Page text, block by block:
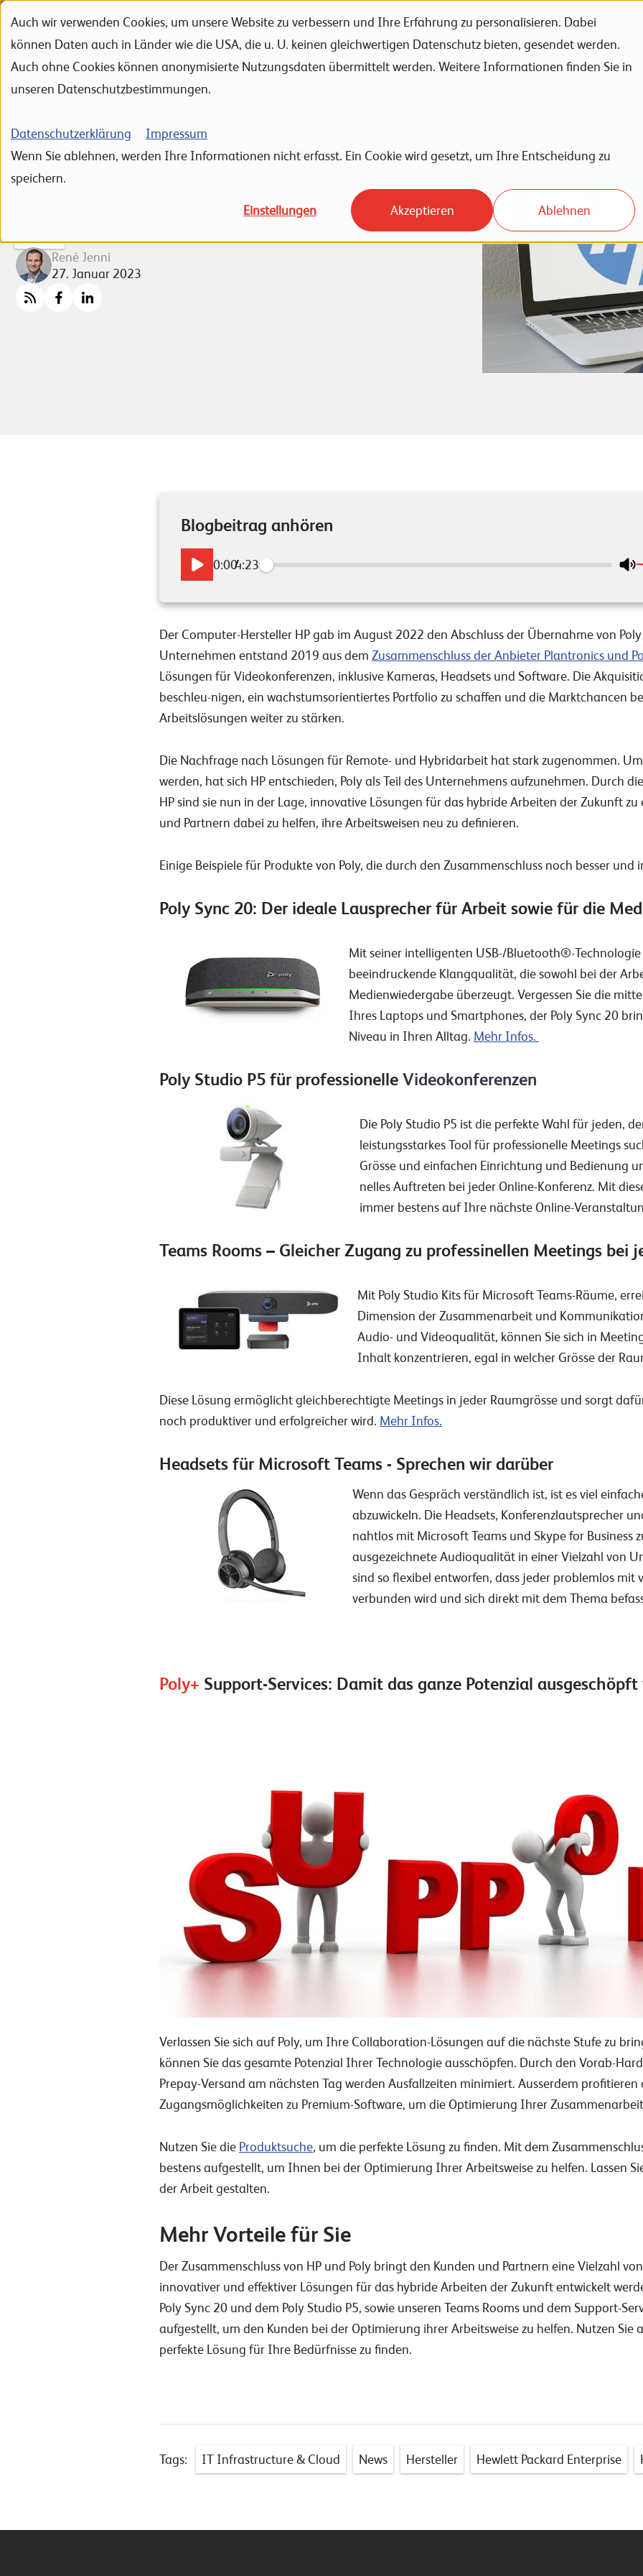
Auch wir verwenden Cookies, um unsere Website zu verbessern und Ihre Erfahrung zu personalisieren. Dabei
können Daten auch in Länder wie die USA, die u. U. keinen gleichwertigen Datenschutz bieten, gesendet werden.
Auch ohne Cookies können anonymisierte Nutzungsdaten übermittelt werden. Weitere Informationen finden Sie in
unseren Datenschutzbestimmungen.
Datenschutzerklärung
Impressum
Wenn Sie ablehnen, werden Ihre Informationen nicht erfasst. Ein Cookie wird gesetzt, um Ihre Entscheidung zu
speichern.
Einstellungen Akzeptieren Ablehnen
Portfolio
Referenzen Unternehmen Karriere News Events
Poly ist nun ein Teil von HP
Hersteller Hewlett Packard Enterprise
René Jenni
27. Januar 2023
Blogbeitrag anhören
0:00/4:23
Der Computer-Hersteller HP gab im August 2022 den Abschluss der Übernahme von
Unternehmen entstand 2019 aus dem Zusammenschluss der Anbieter Plantronics und
Lösungen für Videokonferenzen, inklusive Kameras, Headsets und Software. Die
beschleu-nigen, ein wachstumsorientiertes Portfolio zu schaffen und die Marktchancen
Arbeitslösungen weiter zu stärken.
Die Nachfrage nach Lösungen für Remote- und Hybridarbeit hat stark zugenommen.
werden, hat sich HP entschieden, Poly als Teil des Unternehmens aufzunehmen. Durch
HP sind sie nun in der Lage, innovative Lösungen für das hybride Arbeiten der Zukunft
und Partnern dabei zu helfen, ihre Arbeitsweisen neu zu definieren.
Einige Beispiele für Produkte von Poly, die durch den Zusammenschluss noch besser und
Poly Sync 20: Der ideale Lausprecher für Arbeit sowie für die
Mit seiner intelligenten USB-/Bluetooth®-
beeindruckende Klangqualität, die sowohl bei der
Medienwiedergabe überzeugt. Vergessen Sie die
Ihres Laptops und Smartphones, der Poly Sync 20
Niveau in Ihren Alltag. Mehr Infos.
Poly Studio P5 für professionelle Videokonferenzen
Die Poly Studio P5 ist die perfekte Wahl für jeden,
leistungsstarkes Tool für professionelle Meetings
Grösse und einfachen Einrichtung und Bedienung
nelles Auftreten bei jeder Online-Konferenz. Mit
immer bestens auf Ihre nächste Online-
Teams Rooms – Gleicher Zugang zu professinellen Meetings bei
Mit Poly Studio Kits für Microsoft Teams-Räume,
Dimension der Zusammenarbeit und
Audio- und Videoqualität, können Sie sich in
Inhalt konzentrieren, egal in welcher Grösse der
Diese Lösung ermöglicht gleichberechtigte Meetings in jeder Raumgrösse und sorgt
noch produktiver und erfolgreicher wird. Mehr Infos.
Headsets für Microsoft Teams - Sprechen wir darüber
Wenn das Gespräch verständlich ist, ist es viel
abzuwickeln. Die Headsets, Konferenzlautsprecher
nahtlos mit Microsoft Teams und Skype for Business
ausgezeichnete Audioqualität in einer Vielzahl von
sind so flexibel entworfen, dass jeder problemlos mit
verbunden wird und sich direkt mit dem Thema
Poly+ Support-Services: Damit das ganze Potenzial
Verlassen Sie sich auf Poly, um Ihre Collaboration-Lösungen auf die nächste Stufe zu
können Sie das gesamte Potenzial Ihrer Technologie ausschöpfen. Durch den Vorab-
Prepay-Versand am nächsten Tag werden Ausfallzeiten minimiert. Ausserdem profitieren
Zugangsmöglichkeiten zu Premium-Software, um die Optimierung Ihrer
Nutzen Sie die Produktsuche, um die perfekte Lösung zu finden. Mit dem
bestens aufgestellt, um Ihnen bei der Optimierung Ihrer Arbeitsweise zu helfen. Lassen
der Arbeit gestalten.
Mehr Vorteile für Sie
Der Zusammenschluss von HP und Poly bringt den Kunden und Partnern eine Vielzahl
innovativer und effektiver Lösungen für das hybride Arbeiten der Zukunft entwickelt
Poly Sync 20 und dem Poly Studio P5, sowie unseren Teams Rooms und dem Support-
aufgestellt, um den Kunden bei der Optimierung ihrer Arbeitsweise zu helfen. Nutzen Sie
perfekte Lösung für Ihre Bedürfnisse zu finden.
Tags: IT Infrastructure & Cloud News Hersteller Hewlett Packard Enterprise